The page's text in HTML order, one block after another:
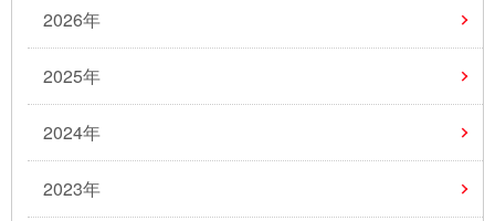
2026年
2025年
2024年
2023年